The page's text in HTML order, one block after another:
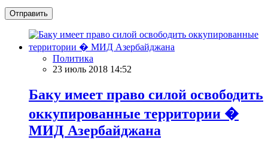
Отправить
Политика
23 июль 2018 14:52
Баку имеет право силой освободить
оккупированные территории �
МИД Азербайджана